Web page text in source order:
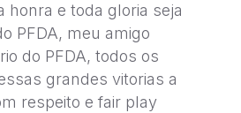
e toda gloria seja
PFDA, meu amigo
do PFDA, todos os
grandes vitorias a
respeito e fair play